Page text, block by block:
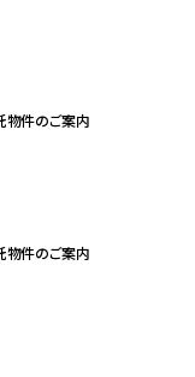
物件のご案内
物件のご案内